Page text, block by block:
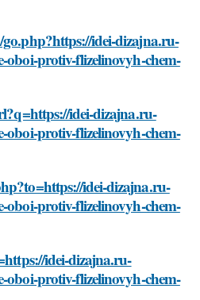
idei-dizajna.ru-
oboi-protiv-flizelinovyh-chem-
idei-dizajna.ru-
oboi-protiv-flizelinovyh-chem-
idei-dizajna.ru-
oboi-protiv-flizelinovyh-chem-
idei-dizajna.ru-
oboi-protiv-flizelinovyh-chem-